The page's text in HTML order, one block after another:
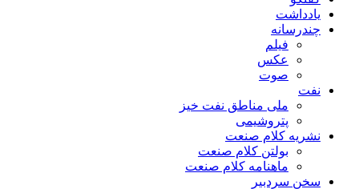
یادداشت
چندرسانه
فیلم
عکس
صوت
نفت
ملی مناطق نفت خیز
پتروشیمی
نشریه کلام صنعت
بولتن کلام صنعت
ماهنامه کلام صنعت
سخن سردبیر